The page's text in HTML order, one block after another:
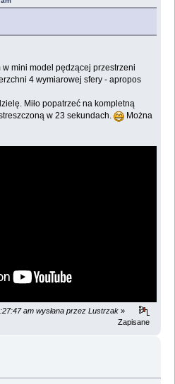
w mini model pędzącej przestrzeni
4 wymiarowej sfery - apropos
Miło popatrzeć na kompletną
w 23 sekundach.
Można
am wysłana przez Lustrzak »
Zapisane